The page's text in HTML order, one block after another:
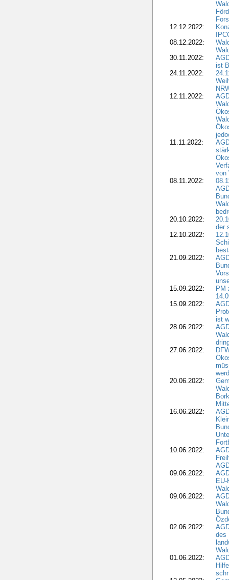
12.12.2022:
08.12.2022:
30.11.2022:
ist
24.11.2022:
12.11.2022:
11.11.2022:
von
08.11.2022:
20.10.2022:
der
12.10.2022:
21.09.2022:
15.09.2022:
PM
15.09.2022:
ist
28.06.2022:
27.06.2022:
20.06.2022:
16.06.2022:
10.06.2022:
09.06.2022:
09.06.2022:
02.06.2022:
des
01.06.2022: